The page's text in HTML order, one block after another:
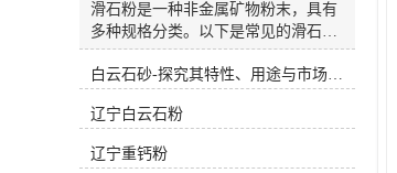
滑石粉是一种非金属矿物粉末，具有
多种规格分类。以下是常见的滑石粉
规格分类：按颗粒大小分类： 滑石粉
的颗粒大小可以根据需要进行分类，
目、1250目等，其中325目的滑石粉
颗粒较大，1250目的滑石粉颗粒较
细。按品质分类： 滑石粉按品质可分
白云石砂-探究其特性、用途与市场前景
辽宁白云石粉
辽宁重钙粉